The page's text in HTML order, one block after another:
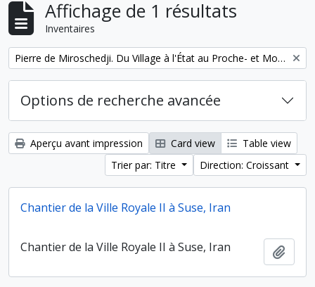
Affichage de 1 résultats
Inventaires
Remove filter: Pierre de Miroschedji. Du Village à l'État au Proche- et Moyen-Orient
Options de recherche avancée
Aperçu avant impression Card view
Table view
Trier par: Titre
Direction: Croissant
Chantier de la Ville Royale II à Suse, Iran
Chantier de la Ville Royale II à Suse, Iran